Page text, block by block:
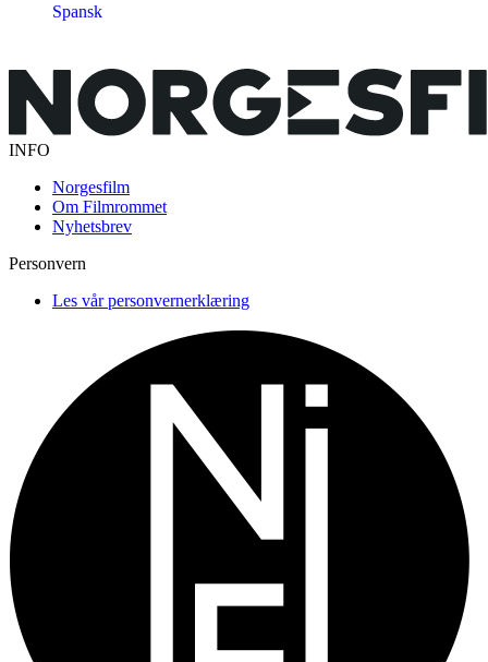
Spansk
INFO
Norgesfilm
Om Filmrommet
Nyhetsbrev
Personvern
Les vår personvernerklæring